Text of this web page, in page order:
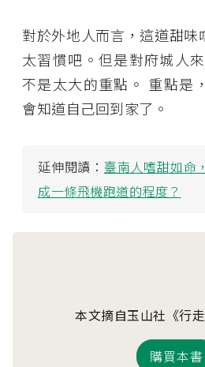
對於外地人而言，這道甜味
太習慣吧。但是對府城人
不是太大的重點。 重點是
會知道自己回到家了。
延伸閱讀： 臺南人嗜甜如命
成一條飛機跑道的程度？
本文摘自玉山社《行
購買本書